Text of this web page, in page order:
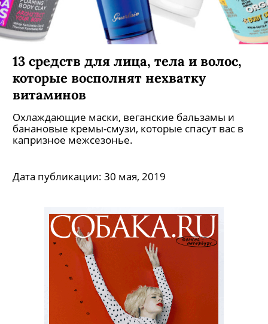
13 средств для лица, тела и волос,
которые восполнят нехватку
витаминов
Охлаждающие маски, веганские бальзамы и
банановые кремы-смузи, которые спасут вас в
капризное межсезонье.
Дата публикации: 30 мая, 2019